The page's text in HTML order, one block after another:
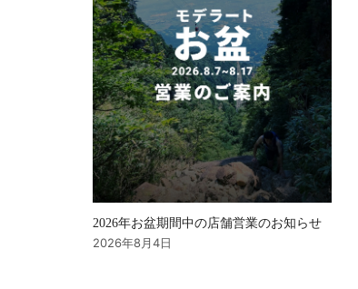
2026年お盆期間中の店舗営業のお知らせ
2026年8月4日